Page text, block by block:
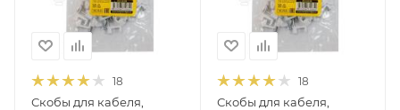
18
Скобы для кабеля,
18
Скобы для кабеля,